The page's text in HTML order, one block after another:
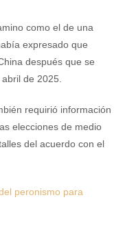
como el de una
expresado que
después que se
de 2025.
requirió información
elecciones de medio
del acuerdo con el
peronismo para